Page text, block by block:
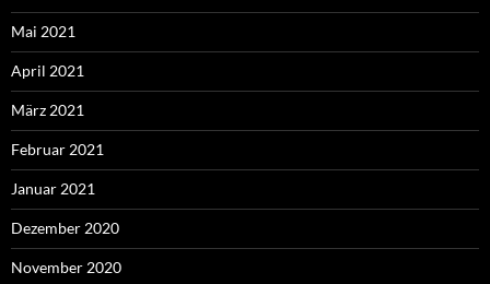
Mai 2021
April 2021
März 2021
Februar 2021
Januar 2021
Dezember 2020
November 2020